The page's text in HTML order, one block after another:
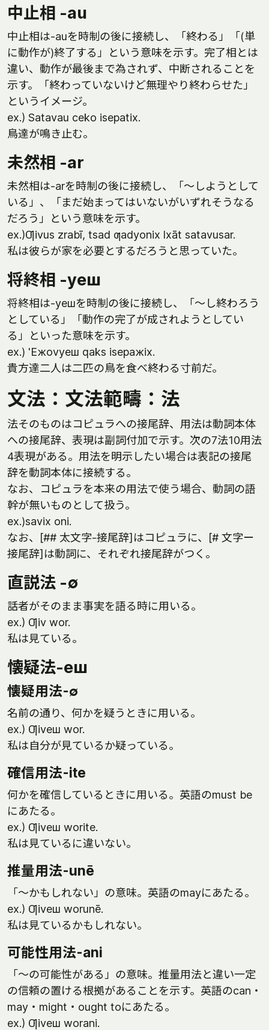
中止相 -au
中止相は-auを時制の後に接続し、「終わる」「(単
に動作が)終了する」という意味を示す。完了相とは
違い、動作が最後まで為されず、中断されることを
示す。「終わっていないけど無理やり終わらせた」
というイメージ。
ex.) Satavau ceko isepatix.
鳥達が鳴き止む。
未然相 -ar
未然相は-arを時制の後に接続し、「～しようとして
いる」、「まだ始まってはいないがいずれそうなる
だろう」という意味を示す。
ex.)Ƣivus zrabī, tsad ƣadyonix lxāt satavusar.
私は彼らが家を必要とするだろうと思っていた。
将終相 -yeш
将終相は-yeшを時制の後に接続し、「～し終わろう
としている」「動作の完了が成されようとしてい
る」といった意味を示す。
ex.) 'Eжovyeш qaks isepaжix.
貴方達二人は二匹の鳥を食べ終わる寸前だ。
文法：文法範疇：法
法そのものはコピュラへの接尾辞、用法は動詞本体
への接尾辞、表現は副詞付加で示す。次の7法10用法
4表現がある。用法を明示したい場合は表記の接尾
辞を動詞本体に接続する。
なお、コピュラを本来の用法で使う場合、動詞の語
幹が無いものとして扱う。
ex.)savix oni.
なお、[## 太文字-接尾辞]はコピュラに、[# 文字ー
接尾辞]は動詞に、それぞれ接尾辞がつく。
直説法 -∅
話者がそのまま事実を語る時に用いる。
ex.) Ƣiv wor.
私は見ている。
懐疑法-eш
懐疑用法-∅
名前の通り、何かを疑うときに用いる。
ex.) Ƣiveш wor.
私は自分が見ているか疑っている。
確信用法-ite
何かを確信しているときに用いる。英語のmust be
にあたる。
ex.) Ƣiveш worite.
私は見ているに違いない。
推量用法-unē
「～かもしれない」の意味。英語のmayにあたる。
ex.) Ƣiveш worunē.
私は見ているかもしれない。
可能性用法-ani
「～の可能性がある」の意味。推量用法と違い一定
の信頼の置ける根拠があることを示す。英語のcan・
may・might・ought toにあたる。
ex.) Ƣiveш worani.